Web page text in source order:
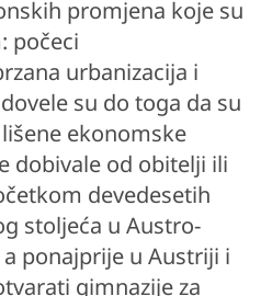
promjena koje su
počeci
urbanizacija i
su do toga da su
ekonomske
dobivale od obitelji ili
devedesetih
stoljeća u Austro-
ponajprije u Austriji i
gimnazije za